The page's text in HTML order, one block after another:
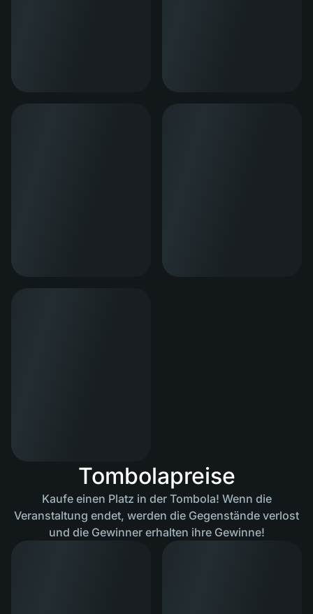
Tombolapreise
Kaufe einen Platz in der Tombola! Wenn die
Veranstaltung endet, werden die Gegenstände verlost
und die Gewinner erhalten ihre Gewinne!